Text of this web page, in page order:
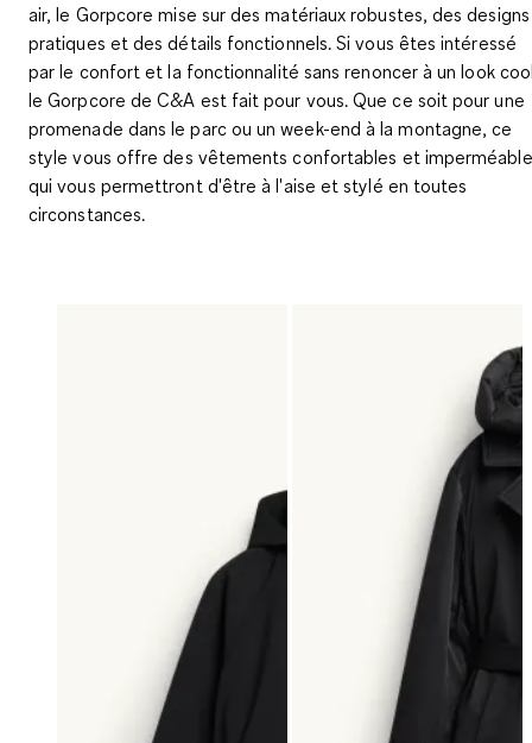
air, le Gorpcore mise sur des matériaux robustes, des designs
pratiques et des détails fonctionnels. Si vous êtes intéressé
par le confort et la fonctionnalité sans renoncer à un look
le Gorpcore de C&A est fait pour vous. Que ce soit pour une
promenade dans le parc ou un week-end à la montagne, ce
style vous offre des vêtements confortables et
qui vous permettront d'être à l'aise et stylé en toutes
circonstances.